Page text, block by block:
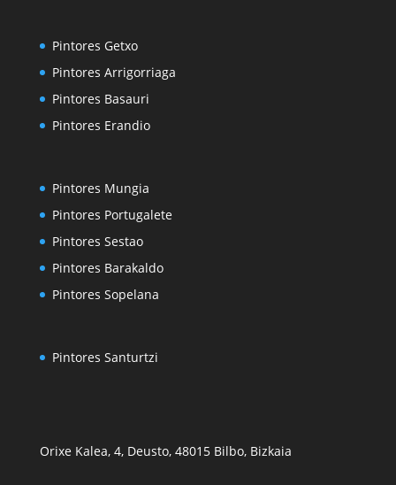
Pintores Getxo
Pintores Arrigorriaga
Pintores Basauri
Pintores Erandio
Pintores Mungia
Pintores Portugalete
Pintores Sestao
Pintores Barakaldo
Pintores Sopelana
Pintores Santurtzi
Orixe Kalea, 4, Deusto, 48015 Bilbo, Bizkaia